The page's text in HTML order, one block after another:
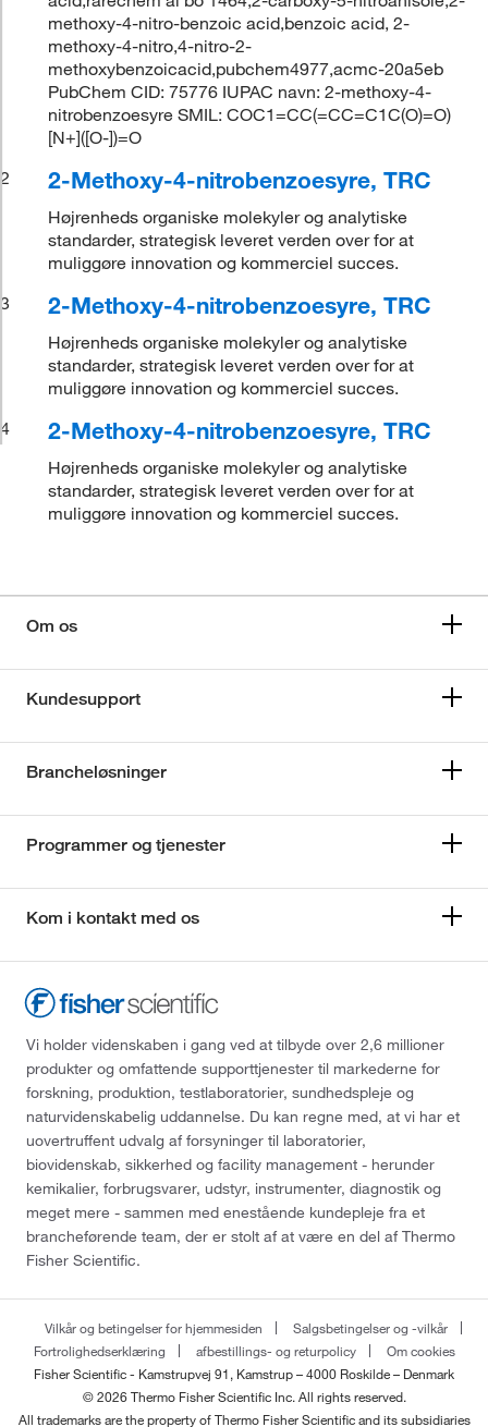
methoxy-4-nitro-benzoic acid,benzoic acid, 2-
methoxy-4-nitro,4-nitro-2-
methoxybenzoicacid,pubchem4977,acmc-20a5eb
PubChem CID: 75776 IUPAC navn: 2-methoxy-4-
nitrobenzoesyre SMIL: COC1=CC(=CC=C1C(O)=O)
[N+]([O-])=O
2
2-Methoxy-4-nitrobenzoesyre, TRC
Højrenheds organiske molekyler og analytiske
standarder, strategisk leveret verden over for at
muliggøre innovation og kommerciel succes.
3
2-Methoxy-4-nitrobenzoesyre, TRC
Højrenheds organiske molekyler og analytiske
standarder, strategisk leveret verden over for at
muliggøre innovation og kommerciel succes.
4
2-Methoxy-4-nitrobenzoesyre, TRC
Højrenheds organiske molekyler og analytiske
standarder, strategisk leveret verden over for at
muliggøre innovation og kommerciel succes.
Om os
Kundesupport
Brancheløsninger
Programmer og tjenester
Kom i kontakt med os
Vi holder videnskaben i gang ved at tilbyde over 2,6 millioner
produkter og omfattende supporttjenester til markederne for
forskning, produktion, testlaboratorier, sundhedspleje og
naturvidenskabelig uddannelse. Du kan regne med, at vi har et
uovertruffent udvalg af forsyninger til laboratorier,
biovidenskab, sikkerhed og facility management - herunder
kemikalier, forbrugsvarer, udstyr, instrumenter, diagnostik og
meget mere - sammen med enestående kundepleje fra et
brancheførende team, der er stolt af at være en del af Thermo
Fisher Scientific.
Vilkår og betingelser for hjemmesiden
Salgsbetingelser og -vilkår
Fortrolighedserklæring
afbestillings- og returpolicy
Om cookies
Fisher Scientific - Kamstrupvej 91, Kamstrup – 4000 Roskilde – Denmark
© 2026 Thermo Fisher Scientific Inc. All rights reserved.
All trademarks are the property of Thermo Fisher Scientific and its subsidiaries